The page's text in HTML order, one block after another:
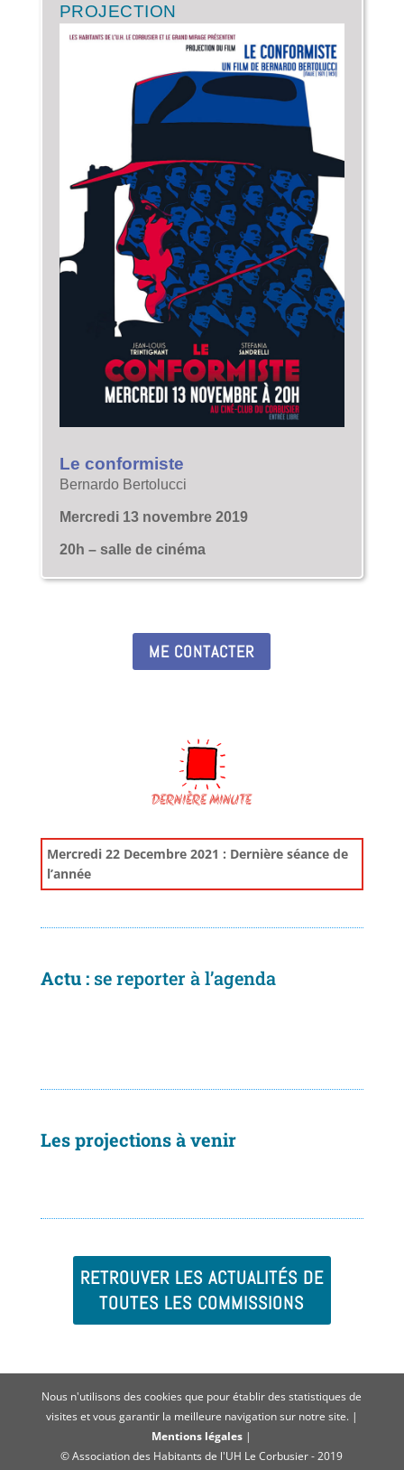
PROJECTION
Le conformiste
Bernardo Bertolucci
Mercredi 13 novembre 2019
20h – salle de cinéma
ME CONTACTER
DERNIÈRE MINUTE
Mercredi 22 Decembre 2021 : Dernière séance de
l’année
Actu : se reporter à l’agenda
Les projections à venir
RETROUVER LES ACTUALITÉS DE
TOUTES LES COMMISSIONS
Nous n'utilisons des cookies que pour établir des statistiques de
visites et vous garantir la meilleure navigation sur notre site. |
Mentions légales |
© Association des Habitants de l'UH Le Corbusier - 2019